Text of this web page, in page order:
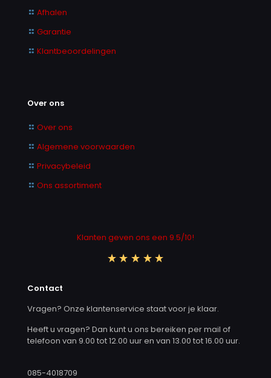
Afhalen
Garantie
Klantbeoordelingen
Over ons
Over ons
Algemene voorwaarden
Privacybeleid
Ons assortiment
Klanten geven ons een 9.5/10!
Contact
Vragen? Onze klantenservice staat voor je klaar.
Heeft u vragen? Dan kunt u ons bereiken per mail of
telefoon van 9.00 tot 12.00 uur en van 13.00 tot 16.00 uur.
085-4018709